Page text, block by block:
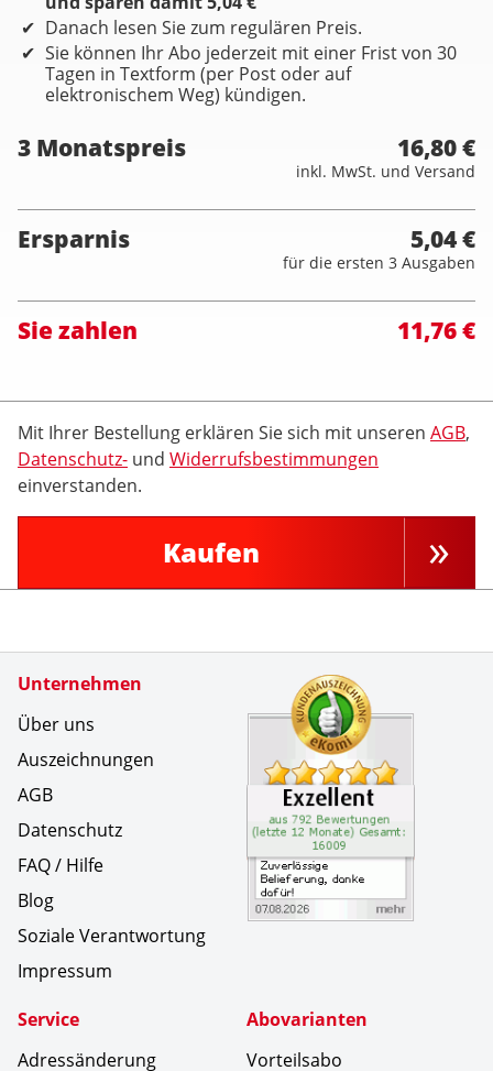
Danach lesen Sie zum regulären Preis.
Sie können Ihr Abo jederzeit mit einer Frist von 30
Tagen in Textform (per Post oder auf
elektronischem Weg) kündigen.
3 Monatspreis 16,80 €
inkl. MwSt. und Versand
Ersparnis 5,04 €
für die ersten 3 Ausgaben
Sie zahlen 11,76 €
Mit Ihrer Bestellung erklären Sie sich mit unseren AGB,
Datenschutz- und Widerrufsbestimmungen
einverstanden.
Kaufen
Unternehmen
Über uns
Auszeichnungen
AGB
Datenschutz
FAQ / Hilfe
Blog
Soziale Verantwortung
Impressum
Service
Adressänderung
Abovarianten
Vorteilsabo
Zertifikate